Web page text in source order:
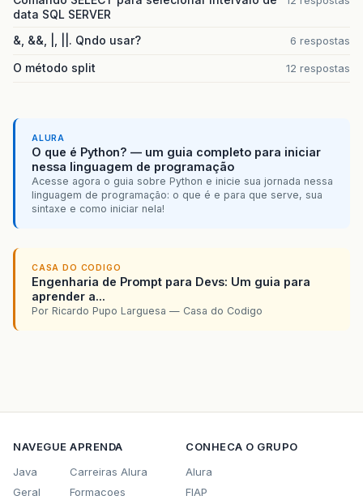
data SQL SERVER
&, &&, |, ||. Qndo usar? 6 respostas
O método split 12 respostas
ALURA
O que é Python? — um guia completo para iniciar
nessa linguagem de programação
Acesse agora o guia sobre Python e inicie sua jornada nessa
linguagem de programação: o que é e para que serve, sua
sintaxe e como iniciar nela!
CASA DO CODIGO
Engenharia de Prompt para Devs: Um guia para
aprender a...
Por Ricardo Pupo Larguesa — Casa do Codigo
NAVEGUE
Java
Geral
APRENDA
Carreiras Alura
Formacoes
CONHECA O GRUPO
Alura
FIAP